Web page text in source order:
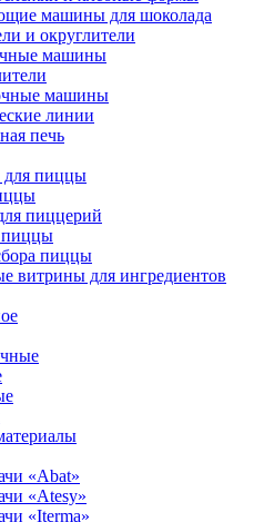
машины для шоколада
и округлители
машины
машины
линии
печь
для пиццы
пиццерий
пиццы
пиццы
витрины для ингредиентов
«Abat»
«Atesy»
«Iterma»